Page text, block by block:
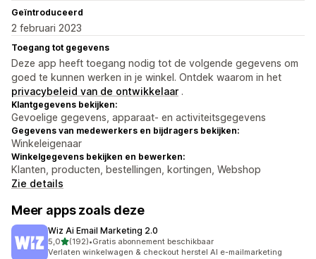
Geïntroduceerd
2 februari 2023
Toegang tot gegevens
Deze app heeft toegang nodig tot de volgende gegevens om
goed te kunnen werken in je winkel. Ontdek waarom in het
privacybeleid van de ontwikkelaar .
Klantgegevens bekijken:
Gevoelige gegevens, apparaat- en activiteitsgegevens
Gegevens van medewerkers en bijdragers bekijken:
Winkeleigenaar
Winkelgegevens bekijken en bewerken:
Klanten, producten, bestellingen, kortingen, Webshop
Zie details
Meer apps zoals deze
Wiz Ai Email Marketing 2.0
5,0van 5 sterren
(192)
192 recensies in totaal
•Gratis abonnement beschikbaar
Verlaten winkelwagen & checkout herstel AI e-mailmarketing